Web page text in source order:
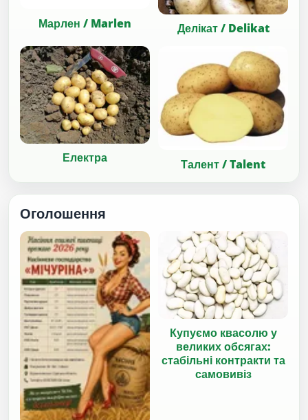
Марлен / Marlen Делікат / Delikat
Електра Талент / Talent
Оголошення
Купуємо квасолю у
великих обсягах:
стабільні контракти та
самовивіз